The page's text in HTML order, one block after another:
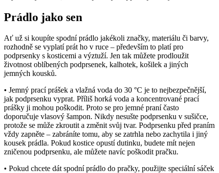
Prádlo jako sen
Ať už si koupíte spodní prádlo jakékoli značky, materiálu či barvy,
rozhodně se vyplatí prát ho v ruce – především to platí pro
podprsenky s kosticemi a výztuží. Jen tak můžete prodloužit
životnost oblíbených podprsenek, kalhotek, košilek a jiných
jemných kousků.
• Jemný prací prášek a vlažná voda do 30 °C je to nejbezpečnější,
jak podprsenku vyprat. Příliš horká voda a koncentrované prací
prášky ji mohou poškodit. Proto se pro jemné praní často
doporučuje vlasový šampon. Nikdy nesušte podprsenku v sušičce,
protože se může zkroutit a změnit svůj tvar. Podprsenku před praním
vždy zapněte – zabráníte tomu, aby se zatrhla nebo zachytila i jiný
kousek prádla. Pokud kostice opustí dutinku, budete mít nejen
zničenou podprsenku, ale můžete navíc poškodit pračku.
• Pokud chcete dát spodní prádlo do pračky, použijte speciální sáček